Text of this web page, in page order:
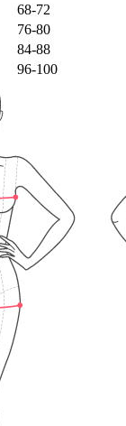
68-72
76-80
84-88
96-100